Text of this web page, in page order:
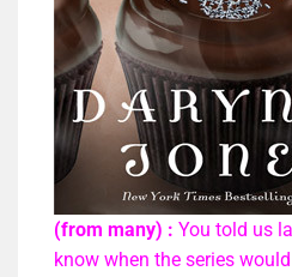
(from many) : You told us
know when the series